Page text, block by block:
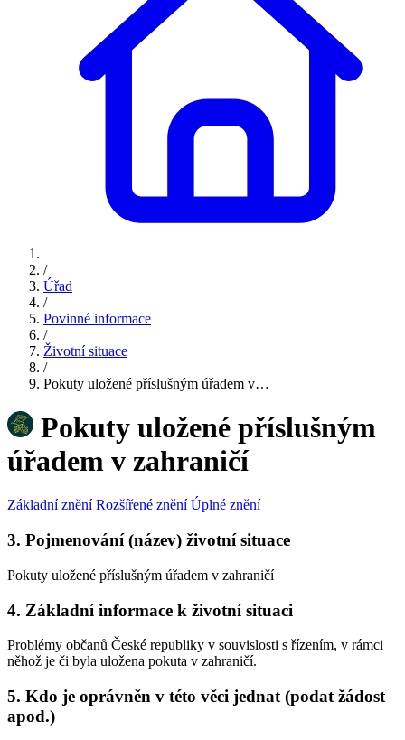
/
Úřad
/
Povinné informace
/
Životní situace
/
Pokuty uložené příslušným úřadem v…
Pokuty uložené příslušným
úřadem v zahraničí
Základní znění Rozšířené znění Úplné znění
3. Pojmenování (název) životní situace
Pokuty uložené příslušným úřadem v zahraničí
4. Základní informace k životní situaci
Problémy občanů České republiky v souvislosti s řízením, v rámci
něhož je či byla uložena pokuta v zahraničí.
5. Kdo je oprávněn v této věci jednat (podat žádost
apod.)